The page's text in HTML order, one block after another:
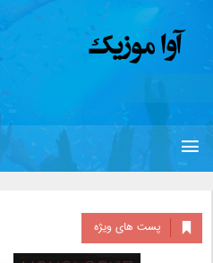
پست های ویژه